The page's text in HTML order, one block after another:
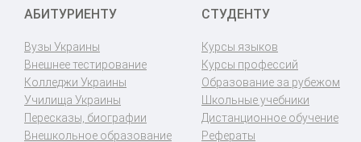
АБИТУРИЕНТУ
Вузы Украины
Внешнее тестирование
Колледжи Украины
Училища Украины
Пересказы, биографии
Внешкольное образование
СТУДЕНТУ
Курсы языков
Курсы профессий
Образование за рубежом
Школьные учебники
Дистанционное обучение
Рефераты